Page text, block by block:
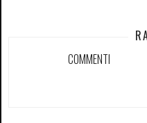
COMMENTI